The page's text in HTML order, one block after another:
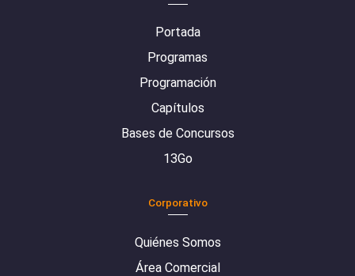
Portada
Programas
Programación
Capítulos
Bases de Concursos
13Go
Corporativo
Quiénes Somos
Área Comercial